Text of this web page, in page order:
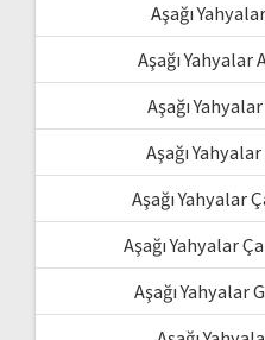
Aşağı
Aşağı
Aşağı
Aşağı
Aşağı Yahyalar
Aşağı Yahyalar
Aşağı Yahyalar